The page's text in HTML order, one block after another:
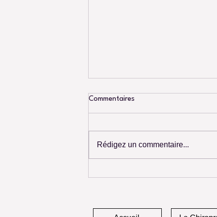
Commentaires
Rédigez un commentaire...